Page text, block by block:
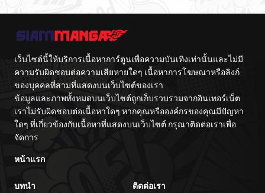
เว็บไซต์นี้ให้บริการเนื้อหาการ์ตูนเพื่อความบันเทิงเท่านั้นและไม่มี
ความรับผิดชอบต่อความเสียหายใดๆ เนื้อหาการโฆษณาหรือลิงก์
ของบุคคลที่สามที่แสดงบนเว็บไซต์ของเรา
ข้อมูลและภาพทั้งหมดบนเว็บไซต์ถูกเก็บรวบรวมจากอินเทอร์เน็ต
เราไม่รับผิดชอบต่อเนื้อหาใดๆ หากคุณหรือองค์กรของคุณมีปัญหา
ใดๆ ที่เกี่ยวข้องกับเนื้อหาที่แสดงบนเว็บไซต์ กรุณาติดต่อเราเพื่อ
จัดการ
หน้าแรก
บทนำ ติดต่อเรา